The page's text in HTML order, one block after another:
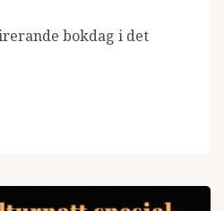
bokdag i det